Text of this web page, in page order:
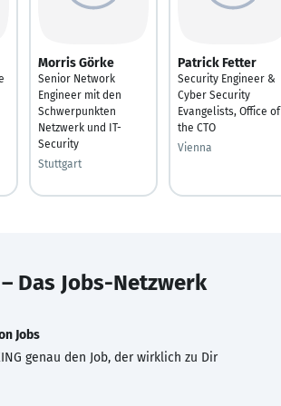
Morris Görke
Senior Network
Engineer mit den
Schwerpunkten
Netzwerk und IT-
Security
Stuttgart
Patrick Fetter
Security Engineer &
Cyber Security
Evangelists, Office of
the CTO
Vienna
– Das Jobs-Netzwerk
Jobs
genau den Job, der wirklich zu Dir